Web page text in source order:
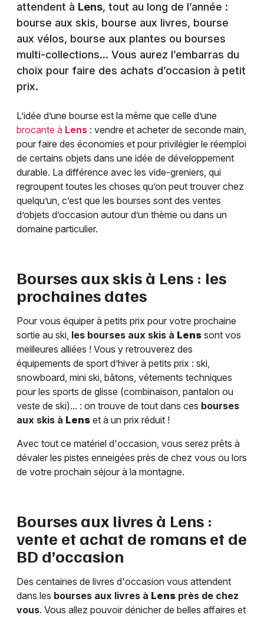
attendent à Lens, tout au long de l’année :
bourse aux skis, bourse aux livres, bourse
aux vélos, bourse aux plantes ou bourses
multi-collections… Vous aurez l’embarras du
choix pour faire des achats d’occasion à petit
prix.
L’idée d’une bourse est la même que celle d’une
brocante à Lens : vendre et acheter de seconde main,
pour faire des économies et pour privilégier le réemploi
de certains objets dans une idée de développement
durable. La différence avec les vide-greniers, qui
regroupent toutes les choses qu’on peut trouver chez
quelqu’un, c’est que les bourses sont des ventes
d’objets d’occasion autour d’un thème ou dans un
domaine particulier.
Bourses aux skis à Lens : les
prochaines dates
Pour vous équiper à petits prix pour votre prochaine
sortie au ski, les bourses aux skis à Lens sont vos
meilleures alliées ! Vous y retrouverez des
équipements de sport d’hiver à petits prix : ski,
snowboard, mini ski, bâtons, vêtements techniques
pour les sports de glisse (combinaison, pantalon ou
veste de ski)... : on trouve de tout dans ces bourses
aux skis à Lens et à un prix réduit !
Avec tout ce matériel d'occasion, vous serez prêts à
dévaler les pistes enneigées près de chez vous ou lors
de votre prochain séjour à la montagne.
Bourses aux livres à Lens :
vente et achat de romans et de
BD d’occasion
Des centaines de livres d'occasion vous attendent
dans les bourses aux livres à Lens près de chez
vous. Vous allez pouvoir dénicher de belles affaires et